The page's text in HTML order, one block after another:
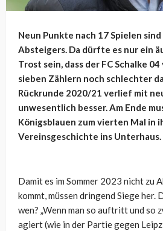
Neun Punkte nach 17 Spielen
Absteigers. Da dürfte es nur ein
Trost sein, dass der FC Schalke
sieben Zählern noch schlechter
Rückrunde 2020/21 verlief mit
unwesentlich besser. Am Ende
Königsblauen zum vierten Mal in
Vereinsgeschichte ins Unterhaus.
Damit es im Sommer 2023 nicht zu
kommt, müssen dringend Siege her.
wen? „Wenn man so auftritt und so
agiert (wie in der Partie gegen